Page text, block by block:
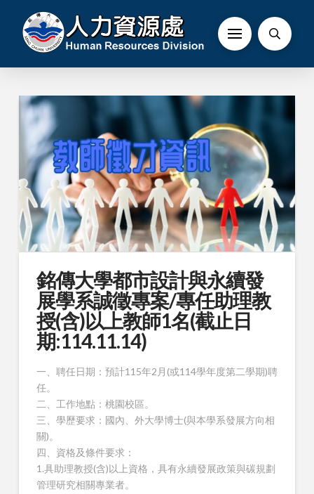
銘傳大學都市設計與永續發
展學系誠徵專案/專任助理教
授(含)以上教師1名(截止日
期:114.11.14)
一、聘任日期：預計115年2月(或114學年度第二學期)聘
任。
二、工作地點：桃園校區。
三、學歷要求：國內、外大學博士(與本學系發展方向相
關)。
四、資格及條件要求：
1.具助理教授(含)以上資格，具有永續發展政策與碳規劃
管理研究相關專業者。